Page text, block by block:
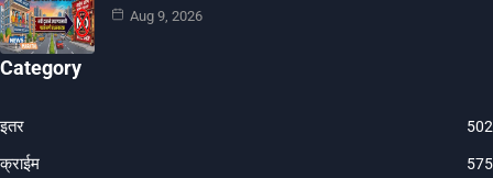
Aug 9, 2026
Category
इतर 502
क्राईम 575